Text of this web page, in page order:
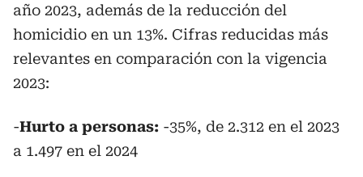
año 2023, además de la reducción del
homicidio en un 13%. Cifras reducidas más
relevantes en comparación con la vigencia
2023:
-Hurto a personas: -35%, de 2.312 en el 2023
a 1.497 en el 2024